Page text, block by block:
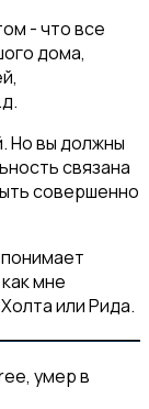
- что все
дома,
Но вы должны
связана
совершенно
мне
или Рида.
умер в